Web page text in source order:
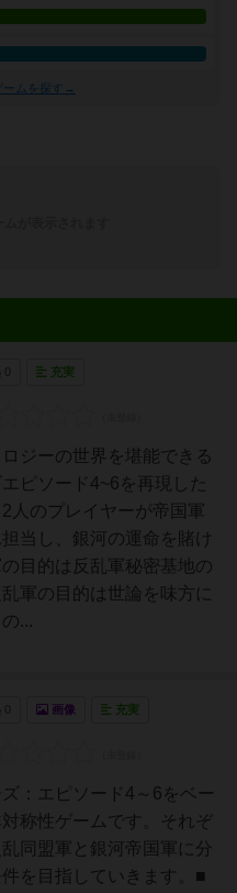
ームを探す→
充実
ジーの世界を堪能できる
ピソード4~6を再現した
人のプレイヤーが帝国軍
当し、銀河の運命を賭け
目的は反乱軍秘密基地の
軍の目的は世論を味方に
...
画像 充実
ズ：エピソード4～6をベー
称性ゲームです。それぞ
同盟軍と銀河帝国軍に分
を目指していきます。■